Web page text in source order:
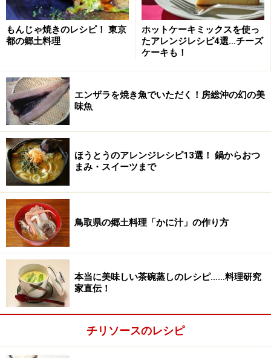
めかじきのチリソース炒めの作り方・手順
1 めかじきを下ごしらえする
めかじきは1枚を4等分に切り、ボウルやポリ袋に入れ
る。料理酒を加えて混ぜ5分ほど置いてから片栗粉をま
ぶす。
もんじゃ焼きのレシピ！ 東京
都の郷土料理
ホットケーキミックスを使っ
たアレンジレシピ4選…チーズ
ケーキも！
エンザラを焼き魚でいただく！房総沖の幻の美
味魚
ほうとうのアレンジレシピ13選！ 鍋からおつ
まみ・スイーツまで
鳥取県の郷土料理「かに汁」の作り方
本当に美味しい茶碗蒸しのレシピ……料理研究
家直伝！
チリソースのレシピ